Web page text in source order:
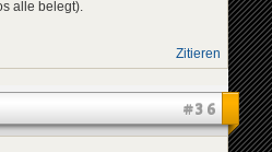
alle belegt).
Zitieren
#36